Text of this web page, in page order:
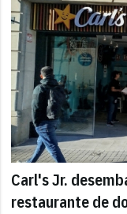
Carl's Jr.
restaurante de